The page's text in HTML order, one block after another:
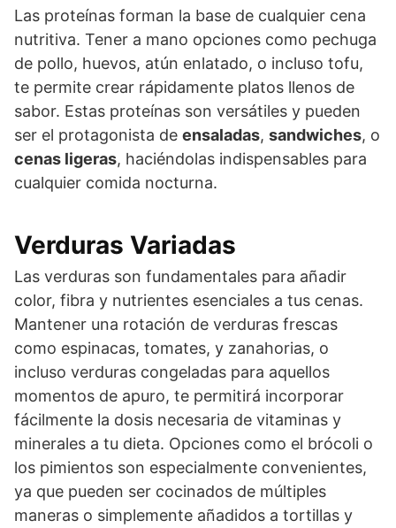
Las proteínas forman la base de cualquier cena
nutritiva. Tener a mano opciones como pechuga
de pollo, huevos, atún enlatado, o incluso tofu,
te permite crear rápidamente platos llenos de
sabor. Estas proteínas son versátiles y pueden
ser el protagonista de ensaladas, sandwiches, o
cenas ligeras, haciéndolas indispensables para
cualquier comida nocturna.
Verduras Variadas
Las verduras son fundamentales para añadir
color, fibra y nutrientes esenciales a tus cenas.
Mantener una rotación de verduras frescas
como espinacas, tomates, y zanahorias, o
incluso verduras congeladas para aquellos
momentos de apuro, te permitirá incorporar
fácilmente la dosis necesaria de vitaminas y
minerales a tu dieta. Opciones como el brócoli o
los pimientos son especialmente convenientes,
ya que pueden ser cocinados de múltiples
maneras o simplemente añadidos a tortillas y